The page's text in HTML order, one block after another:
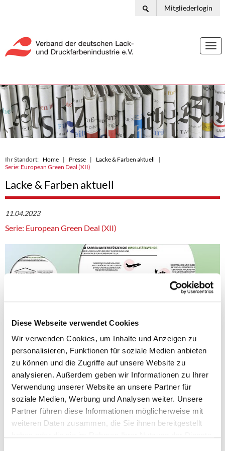
Diese Webseite verwendet Cookies
Wir verwenden Cookies, um Inhalte und Anzeigen zu
personalisieren, Funktionen für soziale Medien anbieten
zu können und die Zugriffe auf unsere Website zu
analysieren. Außerdem geben wir Informationen zu Ihrer
Verwendung unserer Website an unsere Partner für
soziale Medien, Werbung und Analysen weiter. Unsere
Partner führen diese Informationen möglicherweise mit
weiteren Daten zusammen, die Sie ihnen bereitgestellt
Mitgliederlogin
Ihr Standort: Home Presse
Lacke & Farben aktuell
Serie: European Green Deal (XII)
Lacke & Farben aktuell
11.04.2023
Serie: European Green Deal (XII)
Infografiken zeigen die Bedeutung